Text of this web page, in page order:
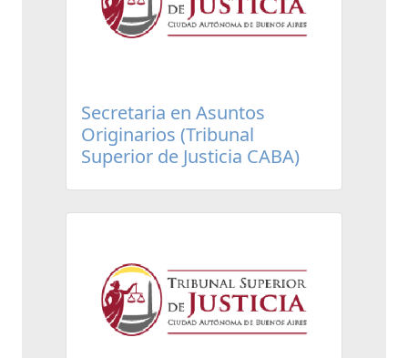
Secretaria en Asuntos
Originarios (Tribunal
Superior de Justicia CABA)